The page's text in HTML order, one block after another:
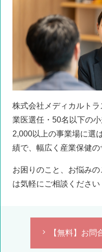
株式会社メディカルト
業医選任・50名以下の
2,000以上の事業場に選
績で、幅広く産業保健の
お困りのこと、お悩み
は気軽にご相談ください
【無料】お問